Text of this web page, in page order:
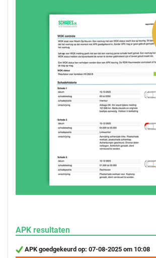
APK resultaten
APK goedgekeurd op: 07-08-2025 om 10:08